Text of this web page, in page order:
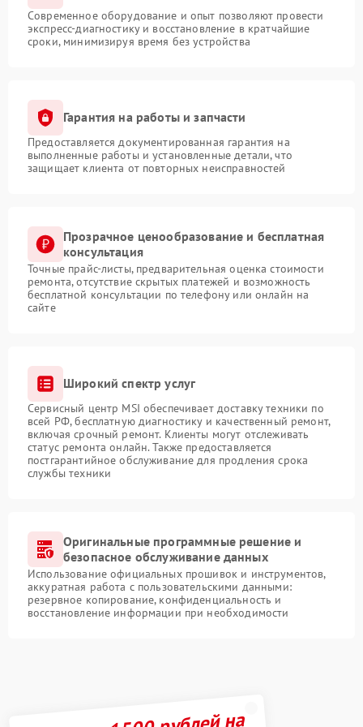
Современное оборудование и опыт позволяют провести
экспресс-диагностику и восстановление в кратчайшие
сроки, минимизируя время без устройства
Гарантия на работы и запчасти
Предоставляется документированная гарантия на
выполненные работы и установленные детали, что
защищает клиента от повторных неисправностей
Прозрачное ценообразование и бесплатная
консультация
Точные прайс-листы, предварительная оценка стоимости
ремонта, отсутствие скрытых платежей и возможность
бесплатной консультации по телефону или онлайн на
сайте
Широкий спектр услуг
Сервисный центр MSI обеспечивает доставку техники по
всей РФ, бесплатную диагностику и качественный ремонт,
включая срочный ремонт. Клиенты могут отслеживать
статус ремонта онлайн. Также предоставляется
постгарантийное обслуживание для продления срока
службы техники
Оригинальные программные решение и
безопасное обслуживание данных
Использование официальных прошивок и инструментов,
аккуратная работа с пользовательскими данными:
резервное копирование, конфиденциальность и
восстановление информации при необходимости